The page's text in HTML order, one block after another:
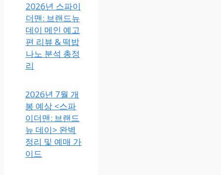
2026년 스파이
더맨: 브랜드뉴
데이 메인 예고
편 리뷰 & 떡밥
나노 분석 총정
리
2026년 7월 개
봉 예상 <스파
이더맨: 브랜드
뉴 데이> 완벽
정리 및 예매 가
이드